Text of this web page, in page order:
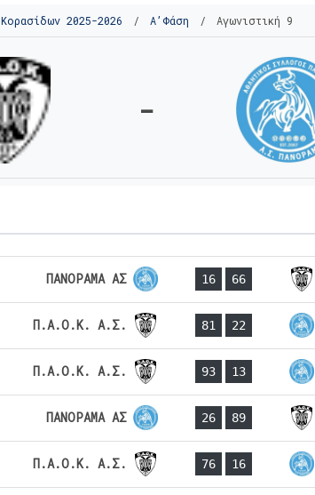
Κορασίδων 2025-2026 / Α’Φάση / Αγωνιστική 9
-
ΠΑΝΟΡΑΜΑ ΑΣ 16 66
Π.Α.Ο.Κ. Α.Σ. 81 22
Π.Α.Ο.Κ. Α.Σ. 93 13
ΠΑΝΟΡΑΜΑ ΑΣ 26 89
Π.Α.Ο.Κ. Α.Σ. 76 16